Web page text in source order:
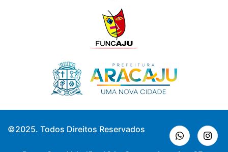
©2025. Todos Direitos Reservados